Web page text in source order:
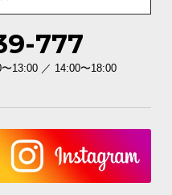
777
13:00 ／ 14:00〜18:00